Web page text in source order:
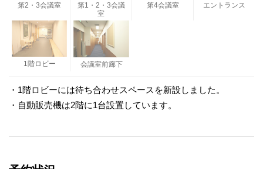
第2・3会議室
第1・2・3会議
室
第4会議室 エントランス
1階ロビー 会議室前廊下
・1階ロビーには待ち合わせスペースを新設しました。
・自動販売機は2階に1台設置しています。